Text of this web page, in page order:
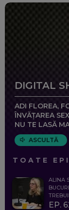
DIGITAL
ADI FLOREA,
ÎNVĂȚAREA
NU TE LASĂ
ASCULTĂ
TOATE
ALINA
EP.